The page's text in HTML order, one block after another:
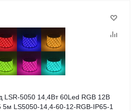
LSR-5050 14,4Вт 60Led RGB 12В
5м LS5050-14,4-60-12-RGB-IP65-1